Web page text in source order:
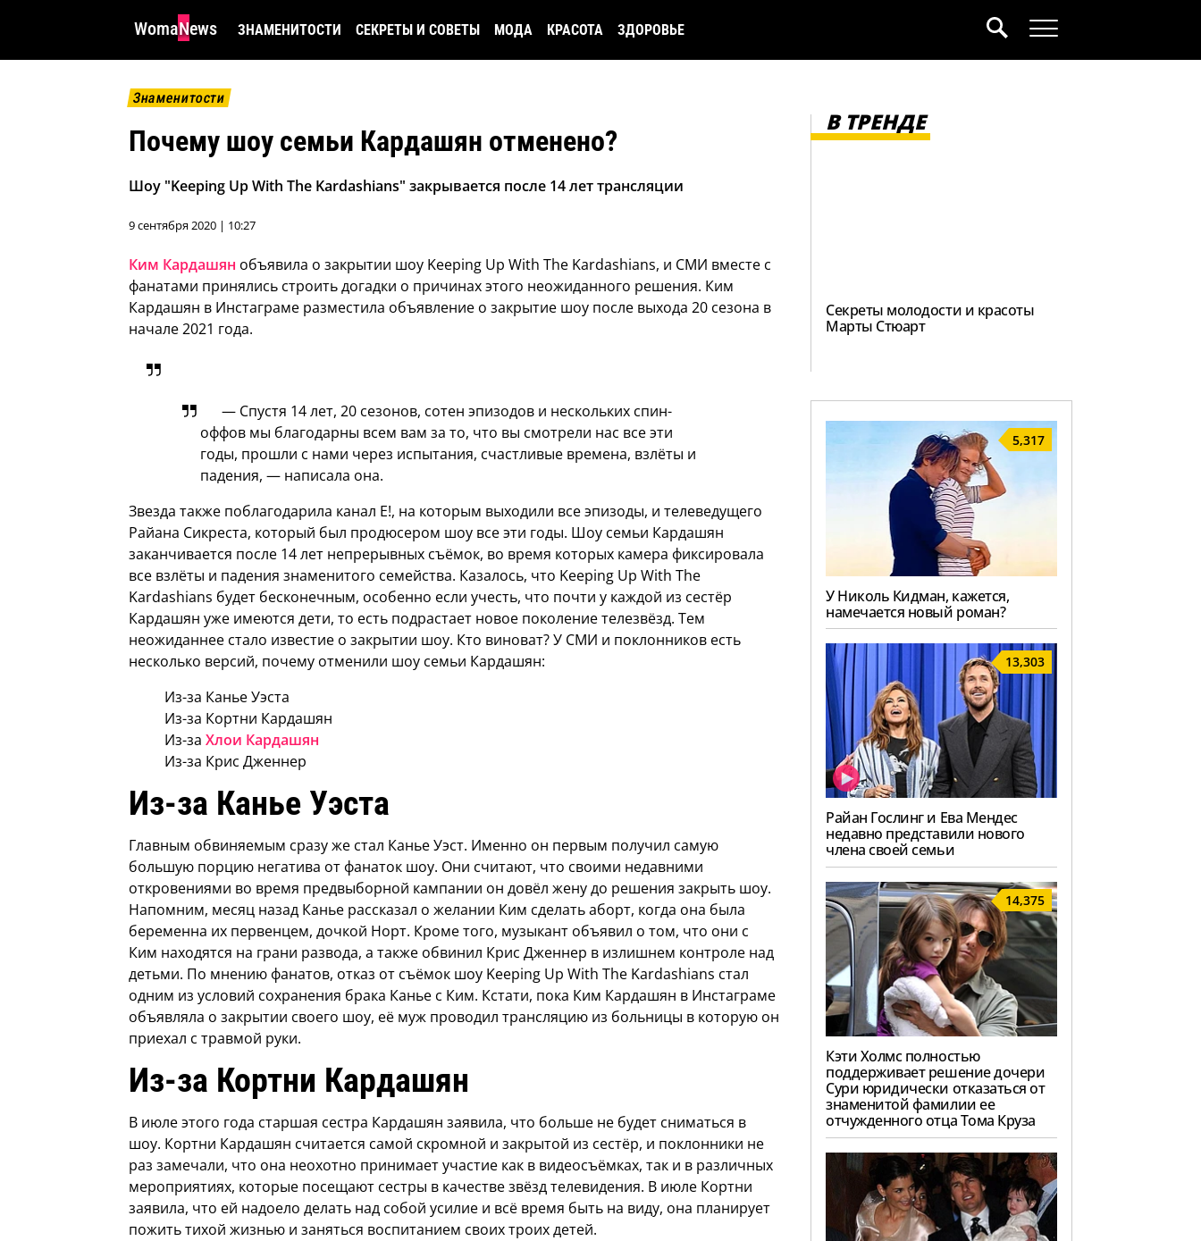
WomaNews ЗНАМЕНИТОСТИ СЕКРЕТЫ И СОВЕТЫ МОДА КРАСОТА ЗДОРОВЬЕ
Знаменитости
Почему шоу семьи Кардашян отменено?
Шоу "Keeping Up With The Kardashians" закрывается после 14 лет трансляции
9 сентября 2020 | 10:27
Ким Кардашян объявила о закрытии шоу Keeping Up With The Kardashians, и СМИ вместе с
фанатами принялись строить догадки о причинах этого неожиданного решения. Ким
Кардашян в Инстаграме разместила объявление о закрытие шоу после выхода 20 сезона в
начале 2021 года.
— Спустя 14 лет, 20 сезонов, сотен эпизодов и нескольких спин-
оффов мы благодарны всем вам за то, что вы смотрели нас все эти
годы, прошли с нами через испытания, счастливые времена, взлёты и
падения, — написала она.
Звезда также поблагодарила канал E!, на которым выходили все эпизоды, и телеведущего
Райана Сикреста, который был продюсером шоу все эти годы. Шоу семьи Кардашян
заканчивается после 14 лет непрерывных съёмок, во время которых камера фиксировала
все взлёты и падения знаменитого семейства. Казалось, что Keeping Up With The
Kardashians будет бесконечным, особенно если учесть, что почти у каждой из сестёр
Кардашян уже имеются дети, то есть подрастает новое поколение телезвёзд. Тем
неожиданнее стало известие о закрытии шоу. Кто виноват? У СМИ и поклонников есть
несколько версий, почему отменили шоу семьи Кардашян:
Из-за Канье Уэста
Из-за Кортни Кардашян
Из-за Хлои Кардашян
Из-за Крис Дженнер
Из-за Канье Уэста
Главным обвиняемым сразу же стал Канье Уэст. Именно он первым получил самую
большую порцию негатива от фанаток шоу. Они считают, что своими недавними
откровениями во время предвыборной кампании он довёл жену до решения закрыть шоу.
Напомним, месяц назад Канье рассказал о желании Ким сделать аборт, когда она была
беременна их первенцем, дочкой Норт. Кроме того, музыкант объявил о том, что они с
Ким находятся на грани развода, а также обвинил Крис Дженнер в излишнем контроле над
детьми. По мнению фанатов, отказ от съёмок шоу Keeping Up With The Kardashians стал
одним из условий сохранения брака Канье с Ким. Кстати, пока Ким Кардашян в Инстаграме
объявляла о закрытии своего шоу, её муж проводил трансляцию из больницы в которую он
приехал с травмой руки.
Из-за Кортни Кардашян
В июле этого года старшая сестра Кардашян заявила, что больше не будет сниматься в
шоу. Кортни Кардашян считается самой скромной и закрытой из сестёр, и поклонники не
раз замечали, что она неохотно принимает участие как в видеосъёмках, так и в различных
мероприятиях, которые посещают сестры в качестве звёзд телевидения. В июле Кортни
заявила, что ей надоело делать над собой усилие и всё время быть на виду, она планирует
пожить тихой жизнью и заняться воспитанием своих троих детей.
В ТРЕНДЕ
Секреты молодости и красоты
Марты Стюарт
5,317
У Николь Кидман, кажется,
намечается новый роман?
13,303
Райан Гослинг и Ева Мендес
недавно представили нового
члена своей семьи
14,375
Кэти Холмс полностью
поддерживает решение дочери
Сури юридически отказаться от
знаменитой фамилии ее
отчужденного отца Тома Круза